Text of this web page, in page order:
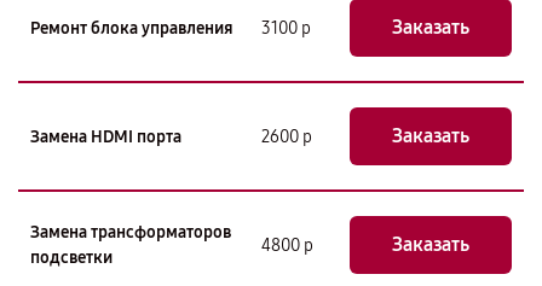
Ремонт блока управления 3100 р Заказать
Замена HDMI порта 2600 р Заказать
Замена трансформаторов
подсветки
4800 р Заказать